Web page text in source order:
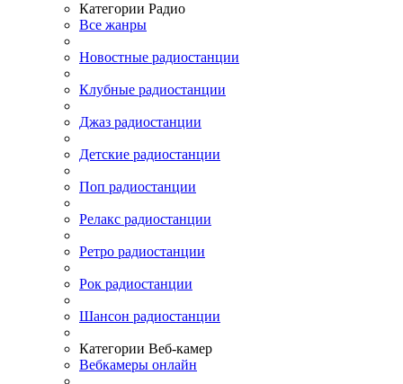
Категории Радио
Все жанры
Новостные радиостанции
Клубные радиостанции
Джаз радиостанции
Детские радиостанции
Поп радиостанции
Релакс радиостанции
Ретро радиостанции
Рок радиостанции
Шансон радиостанции
Категории Веб-камер
Вебкамеры онлайн